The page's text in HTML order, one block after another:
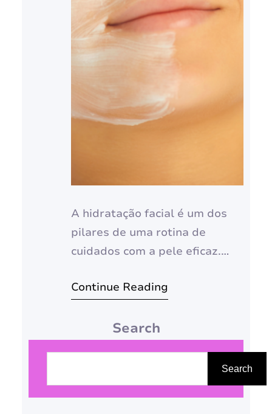
A hidratação facial é um dos
pilares de uma rotina de
cuidados com a pele eficaz.
adequadamente hidratada é
saúde, beleza e jovialidade.
facial, ofereceremos dicas para
escolher o hidratante ideal
Continue Reading
Search
Search